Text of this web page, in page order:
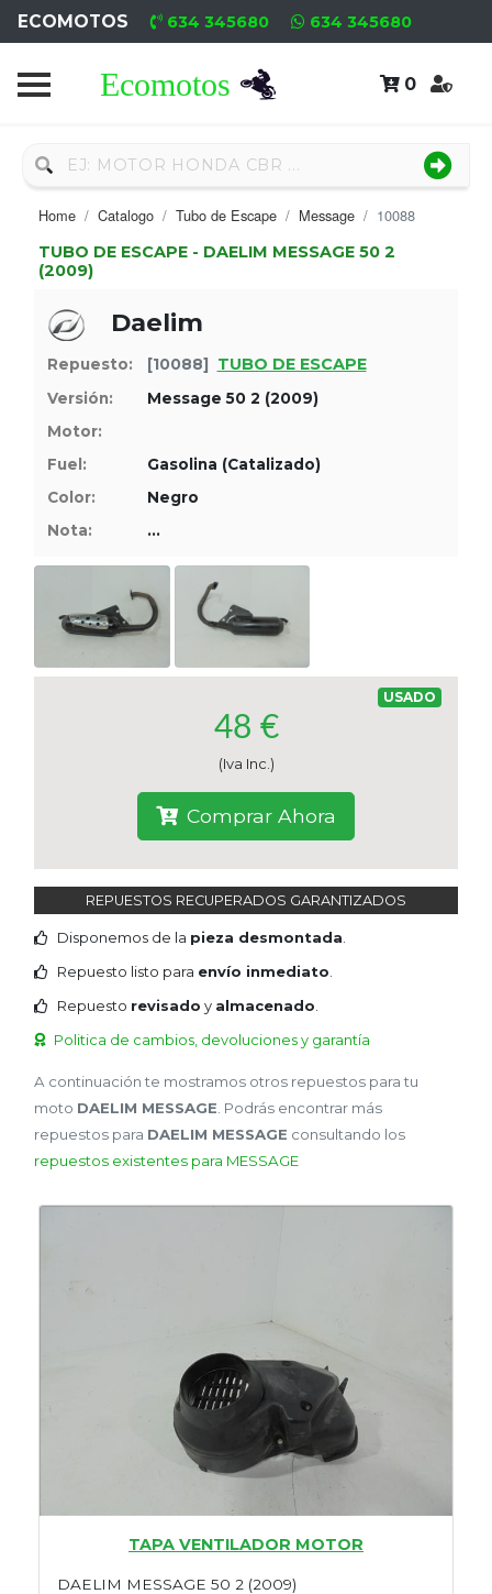
ECOMOTOS 634 345680 634 345680
0
Home
Nuevo
Motores
Nuevos
Motores
Usados
Tasaciones
Empresa
Home Catalogo Tubo de Escape Message 10088
TUBO DE ESCAPE - DAELIM MESSAGE 50 2
(2009)
Daelim
Repuesto: [10088] TUBO DE ESCAPE
Versión:
Message 50 2 (2009)
Motor:
Fuel:
Gasolina (Catalizado)
Color:
Negro
Nota:
...
USADO
48 €
(Iva Inc.)
Comprar Ahora
REPUESTOS RECUPERADOS GARANTIZADOS
Disponemos de la pieza desmontada
Repuesto listo para envío inmediato
Repuesto revisado y almacenado
Politica de cambios, devoluciones y garantía
A continuación te mostramos otros repuestos para tu
moto DAELIM MESSAGE . Podrás encontrar más
repuestos para DAELIM MESSAGE consultando los
repuestos existentes para MESSAGE
TAPA VENTILADOR MOTOR
DAELIM MESSAGE 50 2 (2009)